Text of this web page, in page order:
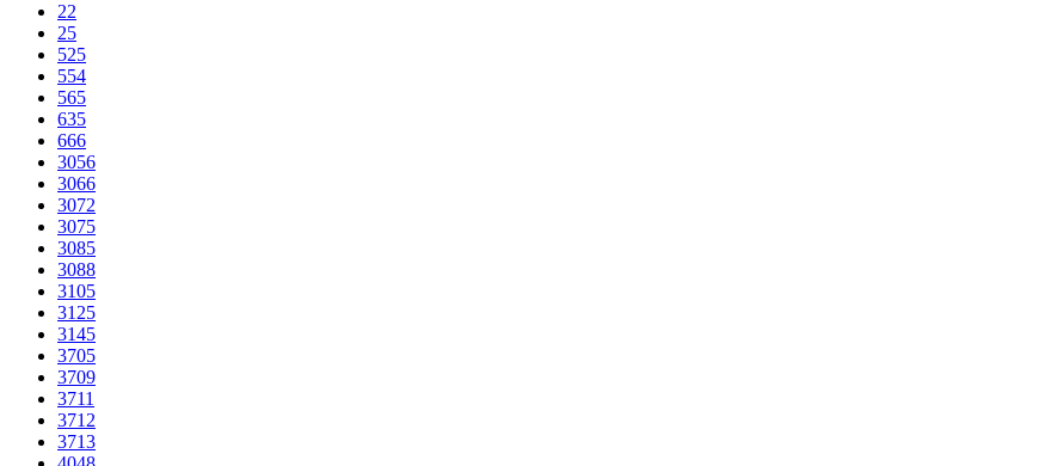
22
25
525
554
565
635
666
3056
3066
3072
3075
3085
3088
3105
3125
3145
3705
3709
3711
3712
3713